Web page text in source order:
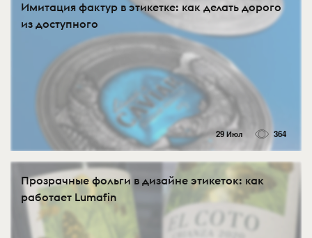
Имитация фактур в этикетке: как делать дорого
из доступного
29 Июл 364
Прозрачные фольги в дизайне этикеток: как
работает Lumafin